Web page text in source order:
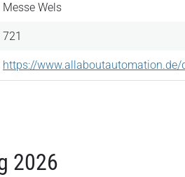
Messe Wels
721
https://
2026